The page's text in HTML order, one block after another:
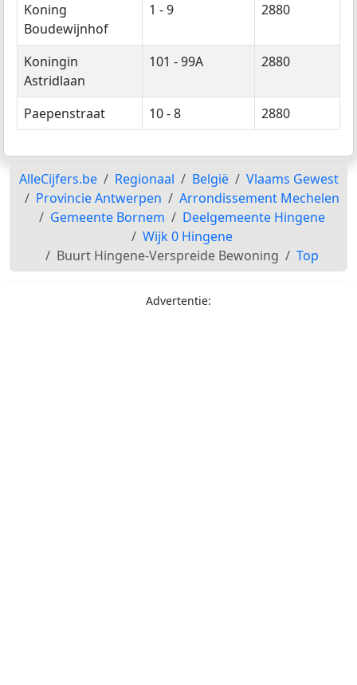
Koning
Boudewijnhof
1 - 9 2880
Koningin
Astridlaan
101 - 99A 2880
Paepenstraat 10 - 8 2880
AlleCijfers.be Regionaal België
Vlaams Gewest
Provincie Antwerpen
Arrondissement Mechelen
Gemeente Bornem
Deelgemeente Hingene
Wijk 0 Hingene
Buurt Hingene-Verspreide Bewoning
Top
Advertentie: